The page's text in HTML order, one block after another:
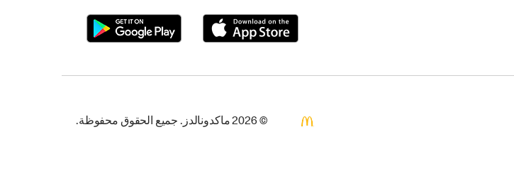
© 2026 ماكدونالدز. جميع الحقوق محفوظة.